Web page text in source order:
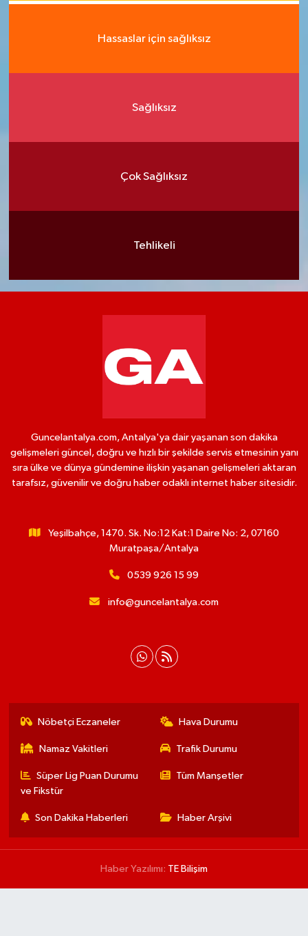
Hassaslar için sağlıksız
Sağlıksız
Çok Sağlıksız
Tehlikeli
Guncelantalya.com, Antalya'ya dair yaşanan son dakika
gelişmeleri güncel, doğru ve hızlı bir şekilde servis etmesinin yanı
sıra ülke ve dünya gündemine ilişkin yaşanan gelişmeleri aktaran
tarafsız, güvenilir ve doğru haber odaklı internet haber sitesidir.
Yeşilbahçe, 1470. Sk. No:12 Kat:1 Daire No: 2, 07160
Muratpaşa/Antalya
0539 926 15 99
info@guncelantalya.com
Nöbetçi Eczaneler Hava Durumu
Namaz Vakitleri Trafik Durumu
Süper Lig Puan Durumu
ve Fikstür
Tüm Manşetler
Son Dakika Haberleri Haber Arşivi
Haber Yazılımı: TE Bilişim